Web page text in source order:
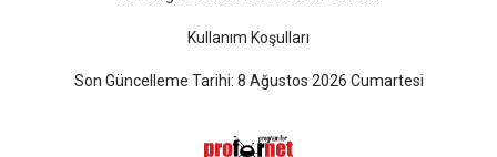
Kullanım Koşulları
Son Güncelleme Tarihi: 8 Ağustos 2026 Cumartesi